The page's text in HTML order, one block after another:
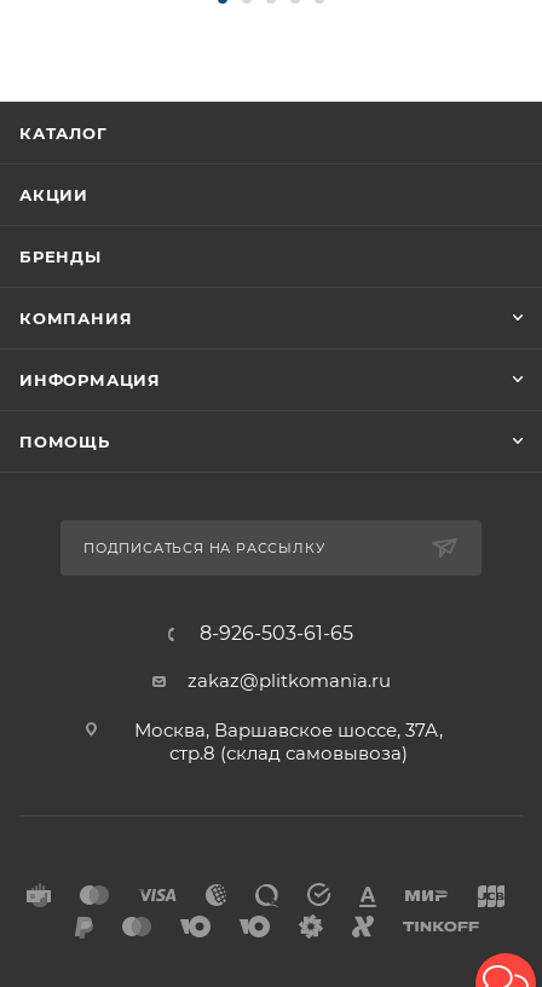
КАТАЛОГ
АКЦИИ
БРЕНДЫ
КОМПАНИЯ
ИНФОРМАЦИЯ
ПОМОЩЬ
ПОДПИСАТЬСЯ НА РАССЫЛКУ
8-926-503-61-65
zakaz@plitkomania.ru
Москва, Варшавское шоссе, 37А,
стр.8 (склад самовывоза)